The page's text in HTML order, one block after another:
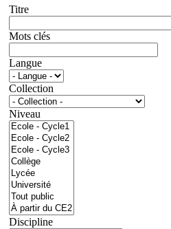
Titre
Mots clés
Langue
Collection
Niveau
Discipline